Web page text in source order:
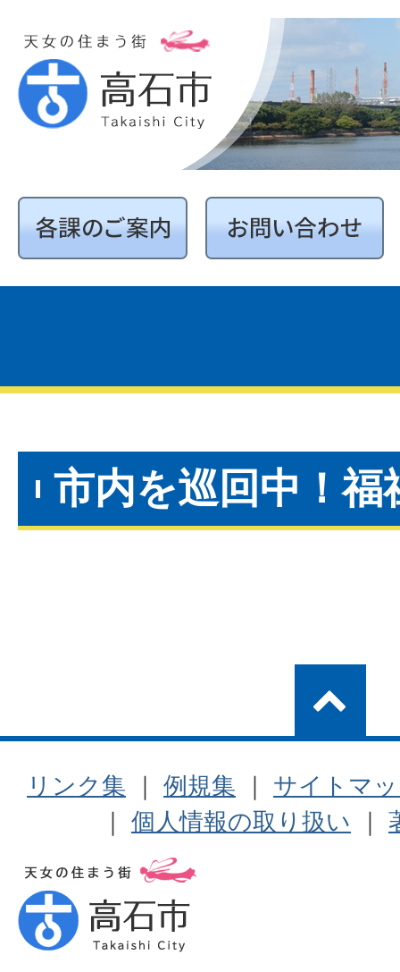
市内を巡回中！福
リンク集 ｜ 例規集 ｜ サイトマ
｜ 個人情報の取り扱い ｜